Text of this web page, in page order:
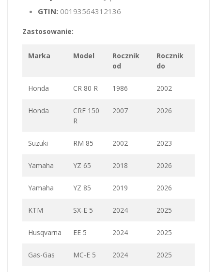
GTIN: 00193564312136
Zastosowanie:
Marka Model
Rocznik
od
Rocznik
do
Honda CR 80 R 1986 2002
Honda
CRF 150
R
2007 2026
Suzuki RM 85 2002 2023
Yamaha YZ 65 2018 2026
Yamaha YZ 85 2019 2026
KTM SX-E 5 2024 2025
Husqvarna EE 5 2024 2025
Gas-Gas MC-E 5 2024 2025